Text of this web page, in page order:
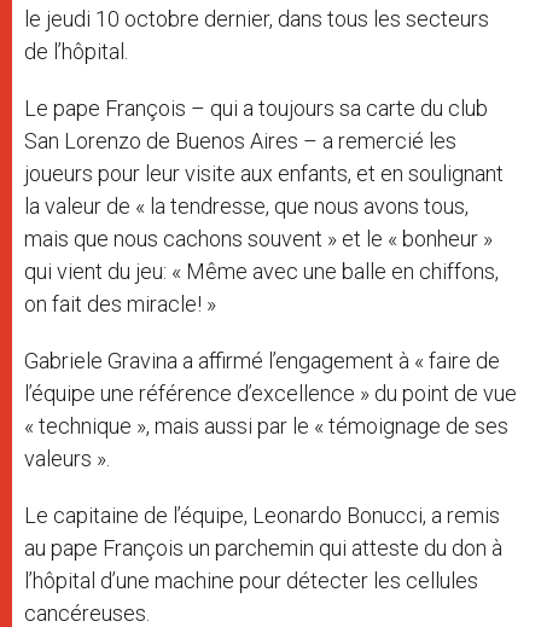
le jeudi 10 octobre dernier, dans tous les secteurs
de l’hôpital.
Le pape François – qui a toujours sa carte du club
San Lorenzo de Buenos Aires – a remercié les
joueurs pour leur visite aux enfants, et en soulignant
la valeur de « la tendresse, que nous avons tous,
mais que nous cachons souvent » et le « bonheur »
qui vient du jeu: « Même avec une balle en chiffons,
on fait des miracle! »
Gabriele Gravina a affirmé l’engagement à « faire de
l’équipe une référence d’excellence » du point de vue
« technique », mais aussi par le « témoignage de ses
valeurs ».
Le capitaine de l’équipe, Leonardo Bonucci, a remis
au pape François un parchemin qui atteste du don à
l’hôpital d’une machine pour détecter les cellules
cancéreuses.